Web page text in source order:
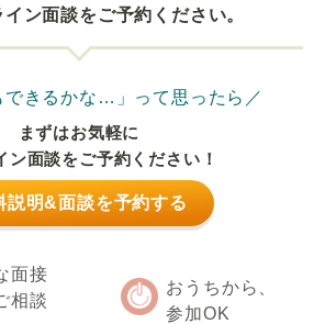
ン面談をご予約ください。
できるかな…」って思ったら／
まずはお気軽に
ン面談をご予約ください！
説明&面談を予約する
面接
相談
おうちから、
参加OK